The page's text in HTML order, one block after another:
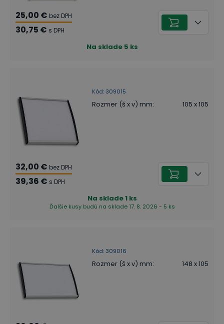
25,00 € bez DPH
30,75 € s DPH
Na sklade 5 ks
Kód: 309015
Rozmer (š x v) mm: 105 x 105
32,00 € bez DPH
39,36 € s DPH
Na sklade1 ks
Ďalšie kusy budú na sklade 17. 8. 2026 - 5 ks
Kód: 309016
Rozmer (š x v) mm: 148 x 105